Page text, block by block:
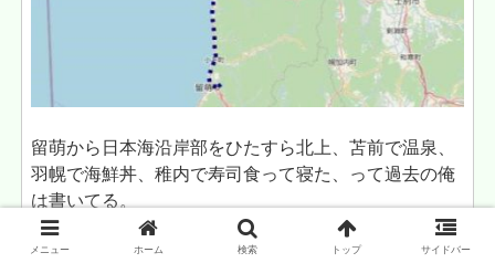
留萌から日本海沿岸部をひたすら北上、苫前で温泉、
羽幌で海鮮丼、稚内で寿司食って寝た、って過去の俺
は書いてる。
メニュー ホーム 検索 トップ サイドバー